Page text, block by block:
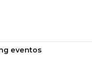
eventos